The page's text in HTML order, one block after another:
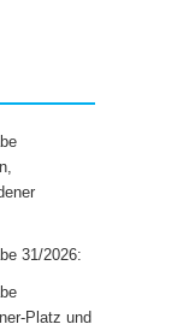
31/2026:
Platz und